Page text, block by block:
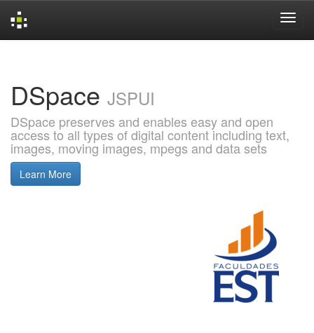
DSpace JSPUI
DSpace preserves and enables easy and open
access to all types of digital content including text,
images, moving images, mpegs and data sets
Learn More